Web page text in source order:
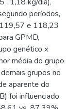
períodos,
e 118,23
GPMD,
genético x
média do grupo
grupos no
aparente do
foi influenciado